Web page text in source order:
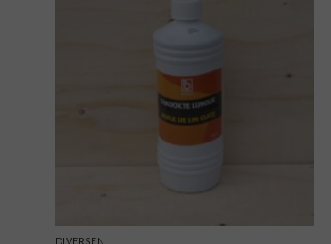
DIVERSEN